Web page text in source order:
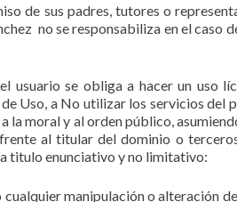
de sus padres, tutores o
no se responsabiliza en el caso
usuario se obliga a hacer un uso
Uso, a No utilizar los servicios del
la moral y al orden público,
al titular del dominio o
titulo enunciativo y no limitativo:
manipulación o alteración